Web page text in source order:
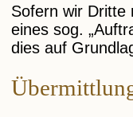
Sofern wir Dritte
eines sog.
dies auf